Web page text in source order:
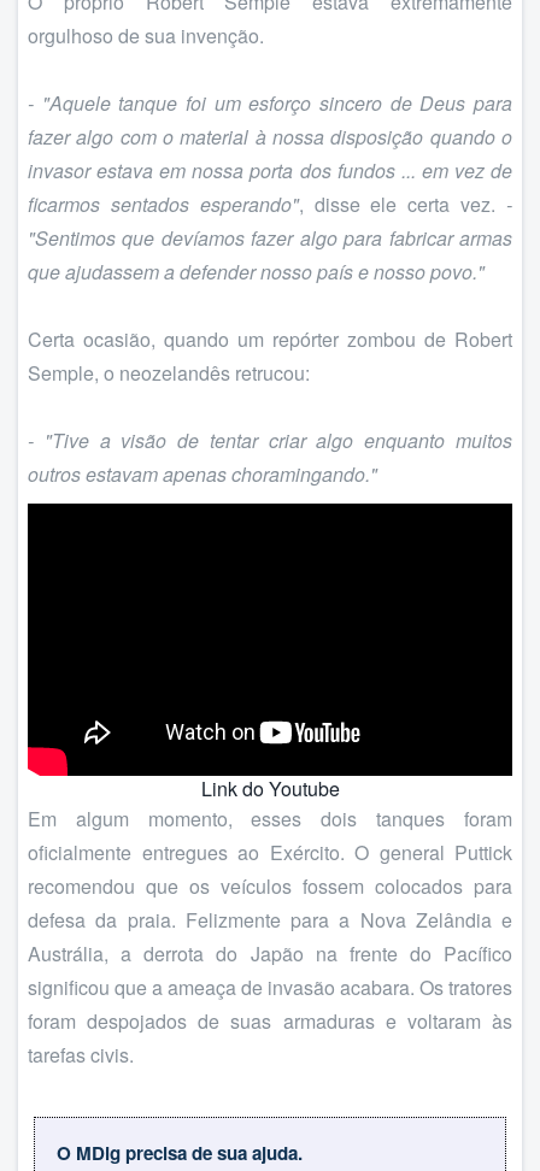
orgulhoso de sua invenção.
- "Aquele tanque foi um esforço sincero de Deus para
fazer algo com o material à nossa disposição quando o
invasor estava em nossa porta dos fundos ... em vez de
ficarmos sentados esperando", disse ele certa vez. -
"Sentimos que devíamos fazer algo para fabricar armas
que ajudassem a defender nosso país e nosso povo."
Certa ocasião, quando um repórter zombou de Robert
Semple, o neozelandês retrucou:
- "Tive a visão de tentar criar algo enquanto muitos
outros estavam apenas choramingando."
Link do Youtube
Em algum momento, esses dois tanques foram
oficialmente entregues ao Exército. O general Puttick
recomendou que os veículos fossem colocados para
defesa da praia. Felizmente para a Nova Zelândia e
Austrália, a derrota do Japão na frente do Pacífico
significou que a ameaça de invasão acabara. Os tratores
foram despojados de suas armaduras e voltaram às
tarefas civis.
O MDig precisa de sua ajuda.